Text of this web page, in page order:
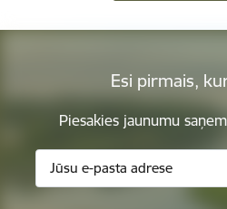
Esi pirmais,
Piesakies jaunumu